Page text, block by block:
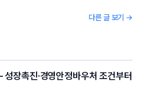
다른 글 보기 →
장촉진·경영안정바우처 조건부터